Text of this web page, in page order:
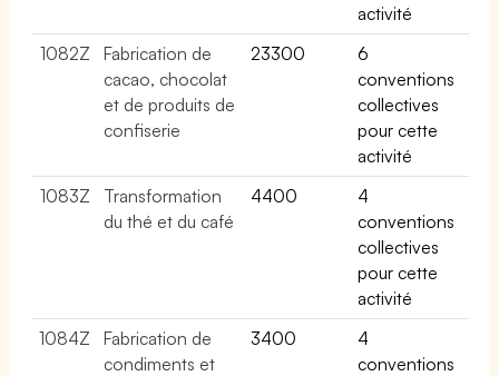
activité
1082Z
Fabrication de
cacao, chocolat
et de produits de
confiserie
23300
6
conventions
collectives
pour cette
activité
1083Z
Transformation
du thé et du café
4400
4
conventions
collectives
pour cette
activité
1084Z
Fabrication de
condiments et
3400
4
conventions